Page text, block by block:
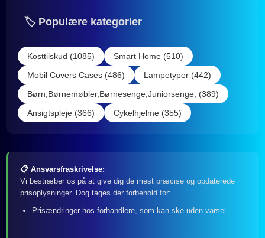
🏷️ Populære kategorier
Kosttilskud (1085)
Smart Home (510)
Mobil Covers Cases (486)
Lampetyper (442)
Børn,Børnemøbler,Børnesenge,Juniorsenge, (389)
Ansigtspleje (366)
Cykelhjelme (355)
📋 Ansvarsfraskrivelse:
Vi bestræber os på at give dig de mest præcise og opdaterede
prisoplysninger. Dog tages der forbehold for:
Prisændringer hos forhandlere, som kan ske uden varsel